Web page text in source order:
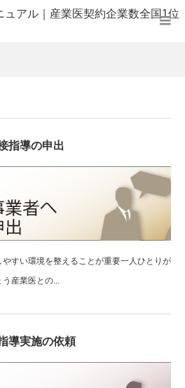
ュアル｜産業医契約企業数全国1位
指導の申出
やすい環境を整えることが重要一人ひとりが
産業医との...
導実施の依頼